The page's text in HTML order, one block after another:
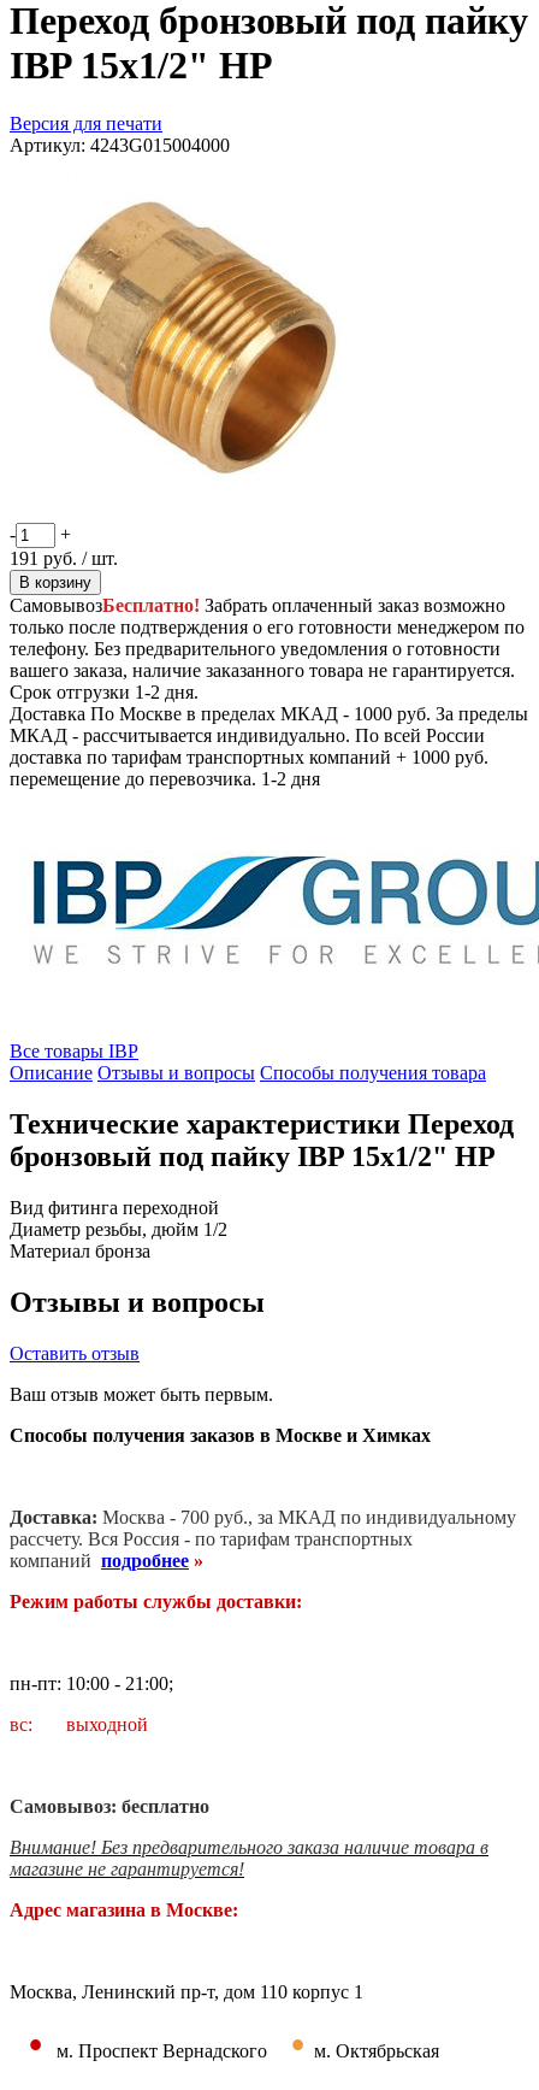
Переход бронзовый под пайку
IBP 15x1/2" НР
Версия для печати
Артикул: 4243G015004000
-
+
191 руб. / шт.
В корзину
СамовывозБесплатно! Забрать оплаченный заказ возможно
только после подтверждения о его готовности менеджером по
телефону. Без предварительного уведомления о готовности
вашего заказа, наличие заказанного товара не гарантируется.
Срок отгрузки 1-2 дня.
Доставка По Москве в пределах МКАД - 1000 руб. За пределы
МКАД - рассчитывается индивидуально. По всей России
доставка по тарифам транспортных компаний + 1000 руб.
перемещение до перевозчика. 1-2 дня
Все товары IBP
Описание Отзывы и вопросы Способы получения товара
Технические характеристики Переход
бронзовый под пайку IBP 15x1/2" НР
Вид фитинга переходной
Диаметр резьбы, дюйм 1/2
Материал бронза
Отзывы и вопросы
Оставить отзыв
Ваш отзыв может быть первым.
Способы получения заказов в Москве и Химках
Доставка: Москва - 700 руб., за МКАД по индивидуальному
рассчету. Вся Россия - по тарифам транспортных
компаний подробнее »
Режим работы службы доставки:
пн-пт: 10:00 - 21:00;
вс: выходной
Самовывоз: бесплатно
Внимание! Без предварительного заказа наличие товара в
магазине не гарантируется!
Адрес магазина в Москве:
Москва, Ленинский пр-т, дом 110 корпус 1
• м. Проспект Вернадского • м. Октябрьская